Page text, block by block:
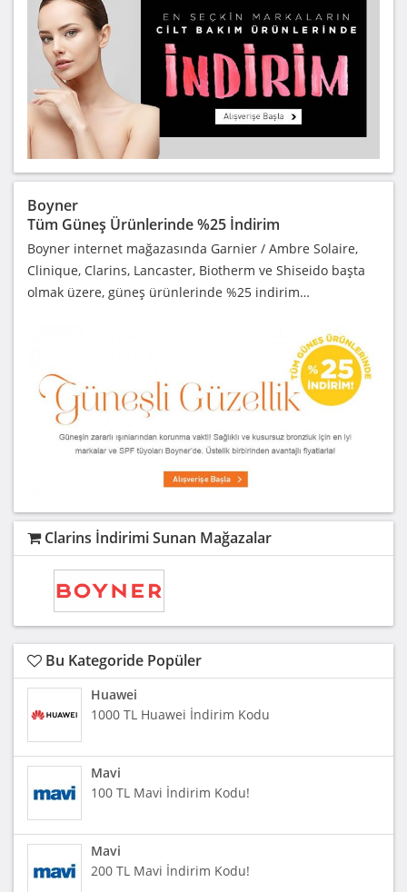
Boyner
Tüm Güneş Ürünlerinde %25 İndirim
Boyner internet mağazasında Garnier / Ambre Solaire,
Clinique, Clarins, Lancaster, Biotherm ve Shiseido başta
olmak üzere, güneş ürünlerinde %25 indirim…
Clarins İndirimi Sunan Mağazalar
Bu Kategoride Popüler
Huawei
1000 TL Huawei İndirim Kodu
Mavi
100 TL Mavi İndirim Kodu!
Mavi
200 TL Mavi İndirim Kodu!